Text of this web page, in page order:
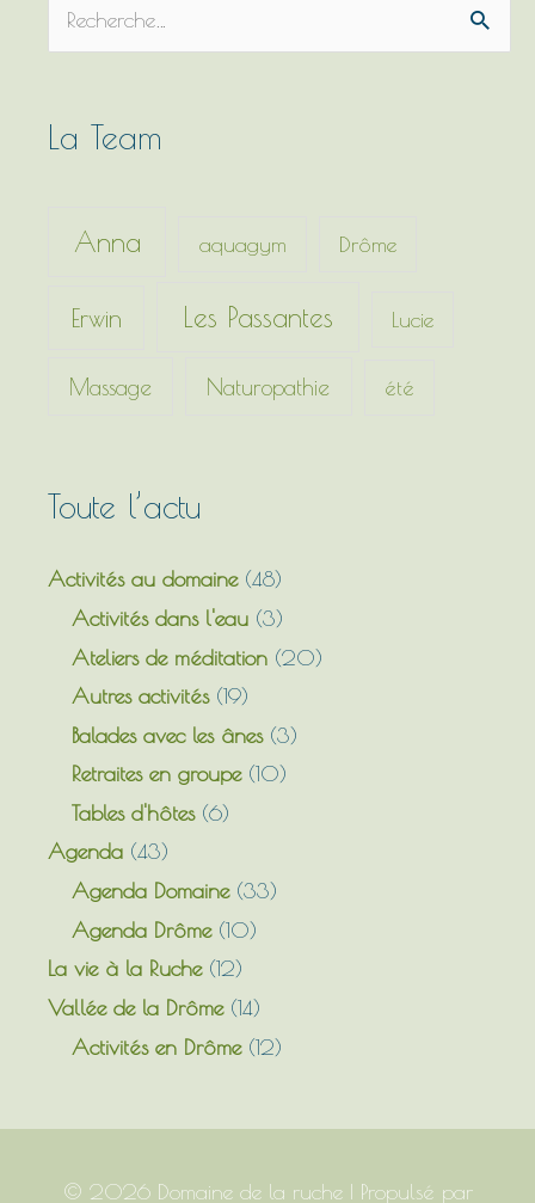
e
h
e
La Team
Anna aquagym Drôme
Erwin Les Passantes Lucie
Massage Naturopathie été
Toute l’actu
Activités au domaine(48)
Activités dans l'eau (3)
Ateliers de méditation (20)
Autres activités(19)
Balades avec les ânes(3)
Retraites en groupe(10)
Tables d'hôtes(6)
Agenda (43)
Agenda Domaine(33)
Agenda Drôme(10)
La vie à la Ruche(12)
Vallée de la Drôme(14)
Activités en Drôme(12)
© 2026 Domaine de la ruche| Propulsé par